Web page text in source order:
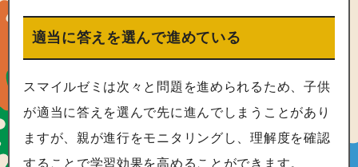
適当に答えを選んで進めている
スマイルゼミは次々と問題を進められるため、子供
が適当に答えを選んで先に進んでしまうことがあり
ますが、親が進行をモニタリングし、理解度を確認
することで学習効果を高めることができます。